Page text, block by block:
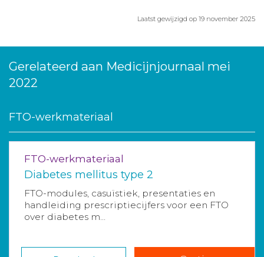
Laatst gewijzigd op 19 november 2025
Gerelateerd aan Medicijnjournaal mei
2022
FTO-werkmateriaal
FTO-werkmateriaal
Diabetes mellitus type 2
FTO-modules, casuïstiek, presentaties en
handleiding prescriptiecijfers voor een FTO
over diabetes m...